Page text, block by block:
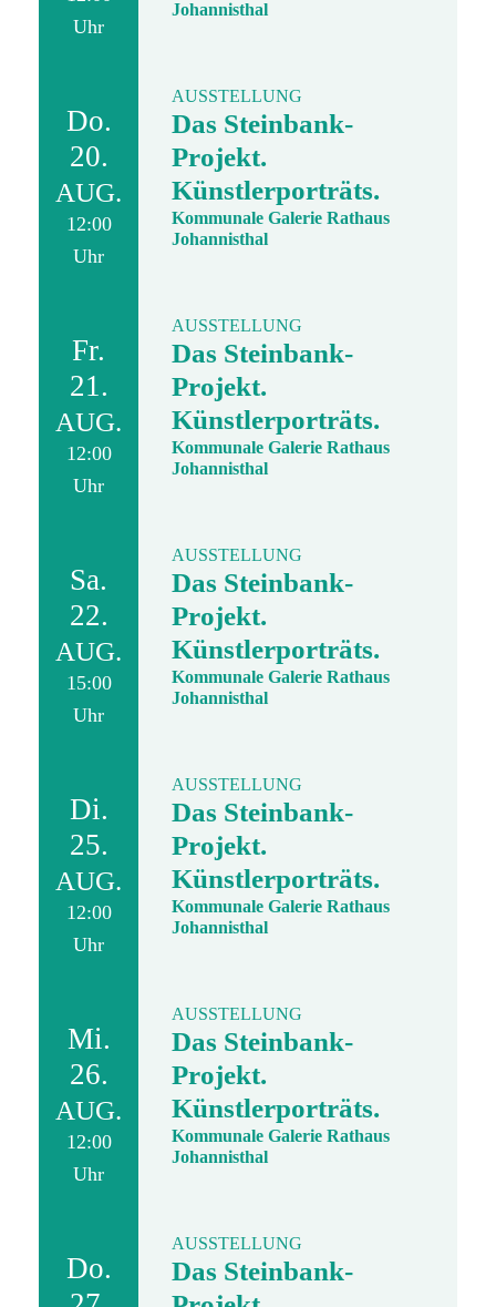
Uhr
Johannisthal
Do.
20.
AUG.
12:00
Uhr
AUSSTELLUNG
Das Steinbank-
Projekt.
Künstlerporträts.
Kommunale Galerie Rathaus
Johannisthal
Fr.
21.
AUG.
12:00
Uhr
AUSSTELLUNG
Das Steinbank-
Projekt.
Künstlerporträts.
Kommunale Galerie Rathaus
Johannisthal
Sa.
22.
AUG.
15:00
Uhr
AUSSTELLUNG
Das Steinbank-
Projekt.
Künstlerporträts.
Kommunale Galerie Rathaus
Johannisthal
Di.
25.
AUG.
12:00
Uhr
AUSSTELLUNG
Das Steinbank-
Projekt.
Künstlerporträts.
Kommunale Galerie Rathaus
Johannisthal
Mi.
26.
AUG.
12:00
Uhr
AUSSTELLUNG
Das Steinbank-
Projekt.
Künstlerporträts.
Kommunale Galerie Rathaus
Johannisthal
Do.
AUSSTELLUNG
Das Steinbank-